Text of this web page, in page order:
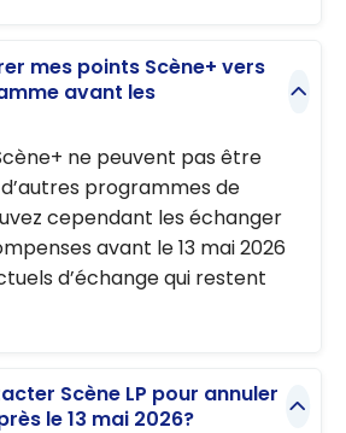
mes points Scène+ vers
avant les
ne peuvent pas être
programmes de
cependant les échanger
avant le 13 mai 2026
d’échange qui restent
Scène LP pour annuler
le 13 mai 2026?